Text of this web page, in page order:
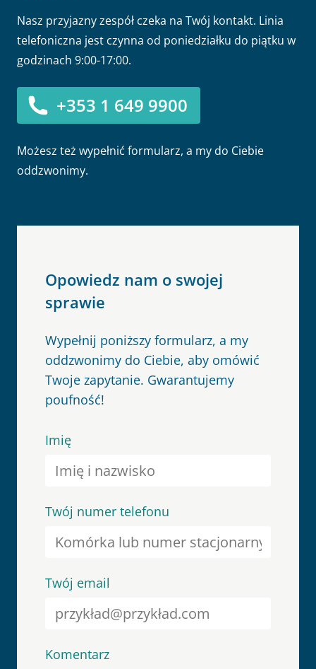
Nasz przyjazny zespół czeka na Twój kontakt. Linia
telefoniczna jest czynna od poniedziałku do piątku w
godzinach 9:00-17:00.
+353 1 649 9900
Możesz też wypełnić formularz, a my do Ciebie
oddzwonimy.
Opowiedz nam o swojej
sprawie
Wypełnij poniższy formularz, a my
oddzwonimy do Ciebie, aby omówić
Twoje zapytanie. Gwarantujemy
poufność!
Imię
Twój numer telefonu
Twój email
Komentarz